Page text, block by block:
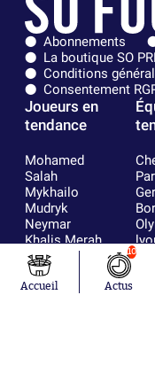
Abonnements
La boutique SO
Conditions
Consentement
Joueurs en
tendance
Mohamed
Salah
Mykhailo
Mudryk
Neymar
Khalis Merah
Loïs Openda
Moussa
Niakhaté
Accueil
10
Actus